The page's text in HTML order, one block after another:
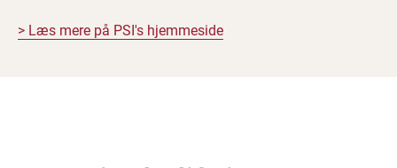
> Læs mere på PSI's hjemmeside